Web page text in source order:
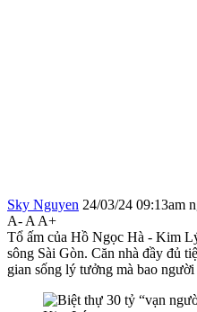
Sky Nguyen 24/03/24 09:13am
A- A A+
Tổ ấm của Hồ Ngọc Hà - Kim
sông Sài Gòn. Căn nhà đầy đủ
gian sống lý tưởng mà bao